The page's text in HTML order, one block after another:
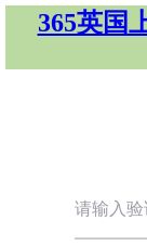
365英国
请输入